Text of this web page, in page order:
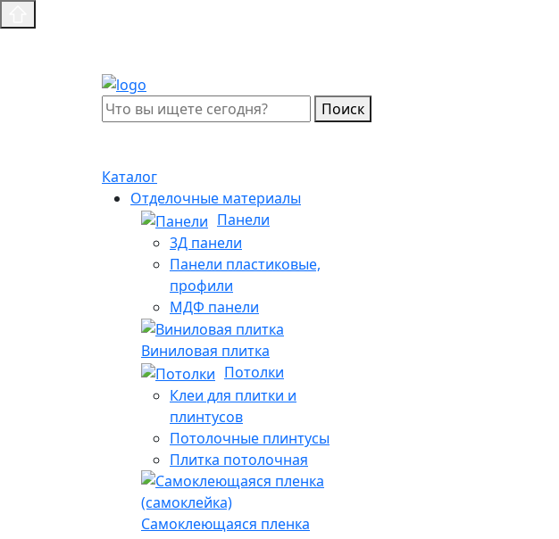
Поиск
Каталог
Отделочные материалы
Панели
3Д панели
Панели пластиковые,
профили
МДФ панели
Виниловая плитка
Потолки
Клеи для плитки и
плинтусов
Потолочные плинтусы
Плитка потолочная
Самоклеющаяся пленка